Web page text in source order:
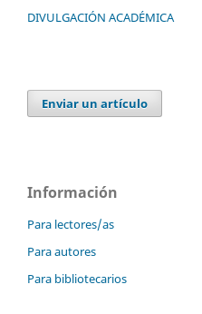
DIVULGACIÓN ACADÉMICA
Enviar un artículo
Información
Para lectores/as
Para autores
Para bibliotecarios